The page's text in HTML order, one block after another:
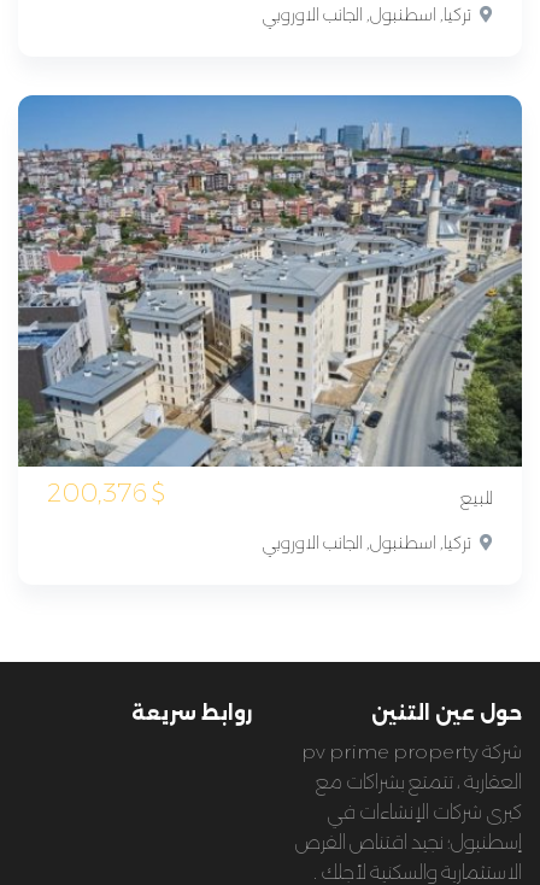
تركيا, اسطنبول, الجانب الاوروبي
للبيع 200,376
تركيا, اسطنبول, الجانب الاوروبي
حول عين التنين
شركة pv prime property
العقارية ، تتمتع بشراكات مع
كبرى شركات الإنشاءات في
إسطنبول؛ نجيد اقتناص الفرص
الاستثمارية والسكنية لأجلك .
روابط سريعة